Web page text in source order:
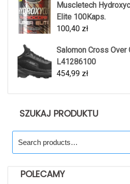
Muscletech
Elite 100Kaps.
100,40 zł
Salomon Cross Over
L41286100
454,99 zł
SZUKAJ PRODUKTU
for:
POLECAMY